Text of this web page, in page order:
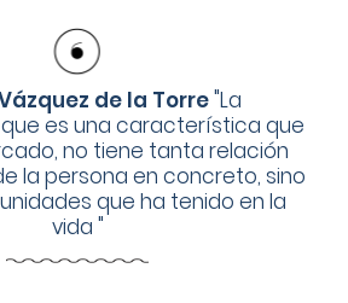
de la Torre"La
es una característica que
no tiene tanta relación
la persona en concreto, sino
que ha tenido en la
vida "